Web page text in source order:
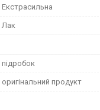
Екстрасильна
Лак
підробок
оригінальний продукт